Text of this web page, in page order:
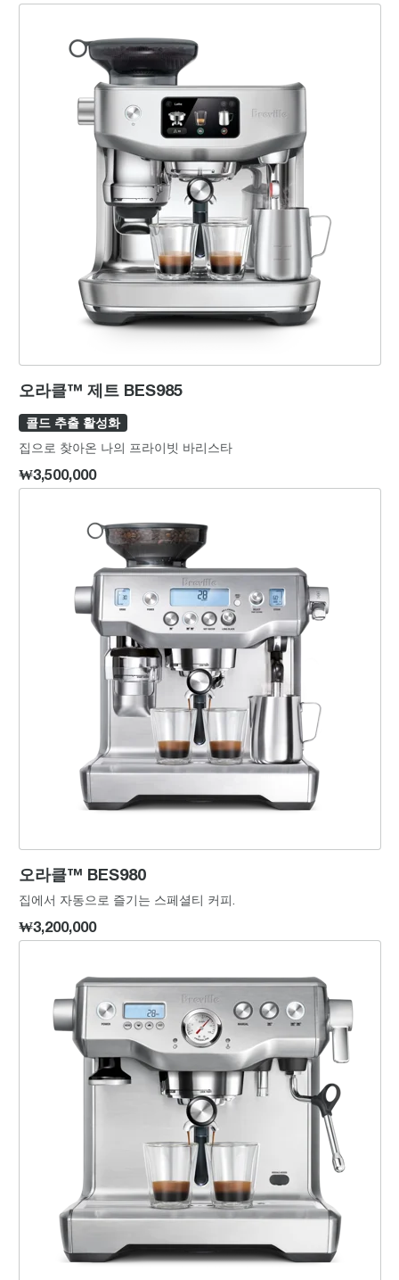
오라클™ 제트 BES985
콜드 추출 활성화
집으로 찾아온 나의 프라이빗 바리스타
₩3,500,000
오라클™ BES980
집에서 자동으로 즐기는 스페셜티 커피.
₩3,200,000